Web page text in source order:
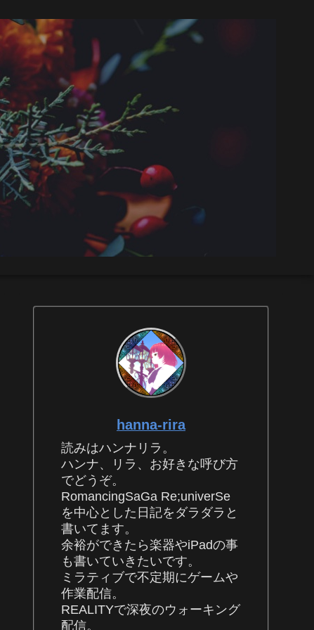
hanna-rira
読みはハンナリラ。
ハンナ、リラ、お好きな呼び方
でどうぞ。
RomancingSaGa Re;univerSe
を中心とした日記をダラダラと
書いてます。
余裕ができたら楽器やiPadの事
も書いていきたいです。
ミラティブで不定期にゲームや
作業配信。
REALITYで深夜のウォーキング
配信。